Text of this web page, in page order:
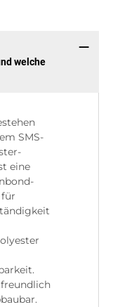
welche
SMS-
eine